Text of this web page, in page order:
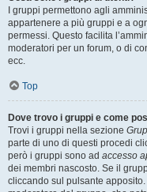
I gruppi permettono agli
appartenere a più gruppi e a
permessi. Questo facilita
moderatori per un forum, o di
ecc.
Top
Dove trovo i gruppi e come
Trovi i gruppi nella sezione
parte di uno di questi procedi
però i gruppi sono ad accesso
dei membri nascosto. Se il
cliccando sul pulsante